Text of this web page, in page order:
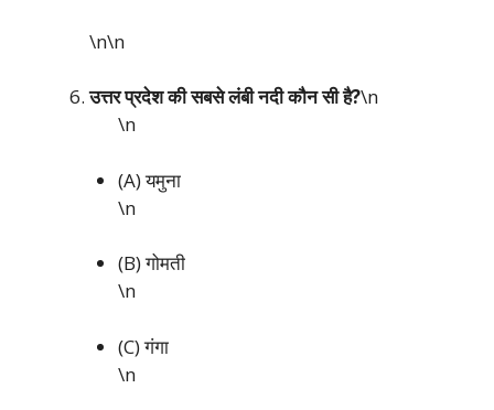
\n\n
उत्तर प्रदेश की सबसे लंबी नदी कौन सी है?\n
\n
(A) यमुना
\n
(B) गोमती
\n
(C) गंगा
\n